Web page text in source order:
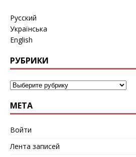
Русский
Українська
English
РУБРИКИ
МЕТА
Войти
Лента записей